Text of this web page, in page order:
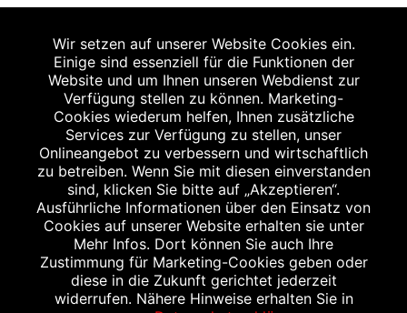
Apothekenerstattungspreis (AEP). Der AEP ist keine
unverbindliche Preisempfehlung der Hersteller. Der AEP ist
ein von den Apotheken in Ansatz gebrachter Preis für
rezeptfreie Arzneimittel. Er entspricht in der Höhe dem für
Apotheken verbindlichen Abgabepreis, zu dem eine
Apotheke in bestimmten Fällen (z.B. bei Kindern unter 12
Jahren) das Produkt mit der gesetzlichen
Krankenversicherung abrechnet. Der AEP ist der allgemeine
Erstattungspreis im Falle einer Kostenübernahme durch die
gesetzlichen Krankenkassen, vor Abzug eines
Zwangsrabattes (zur Zeit 5%) nach §130 Abs. 1 SGB V.
Wir setzen auf unserer Website Cookies ein.
Einige sind essenziell für die Funktionen der
Website und um Ihnen unseren Webdienst zur
Verfügung stellen zu können. Marketing-
Cookies wiederum helfen, Ihnen zusätzliche
Services zur Verfügung zu stellen, unser
Onlineangebot zu verbessern und wirtschaftlich
zu betreiben. Wenn Sie mit diesen einverstanden
sind, klicken Sie bitte auf „Akzeptieren“.
Ausführliche Informationen über den Einsatz von
Cookies auf unserer Website erhalten sie unter
Mehr Infos. Dort können Sie auch Ihre
Zustimmung für Marketing-Cookies geben oder
diese in die Zukunft gerichtet jederzeit
widerrufen. Nähere Hinweise erhalten Sie in